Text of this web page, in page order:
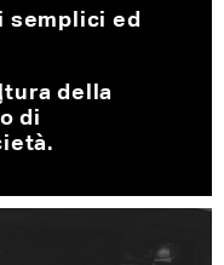
ed
della
di